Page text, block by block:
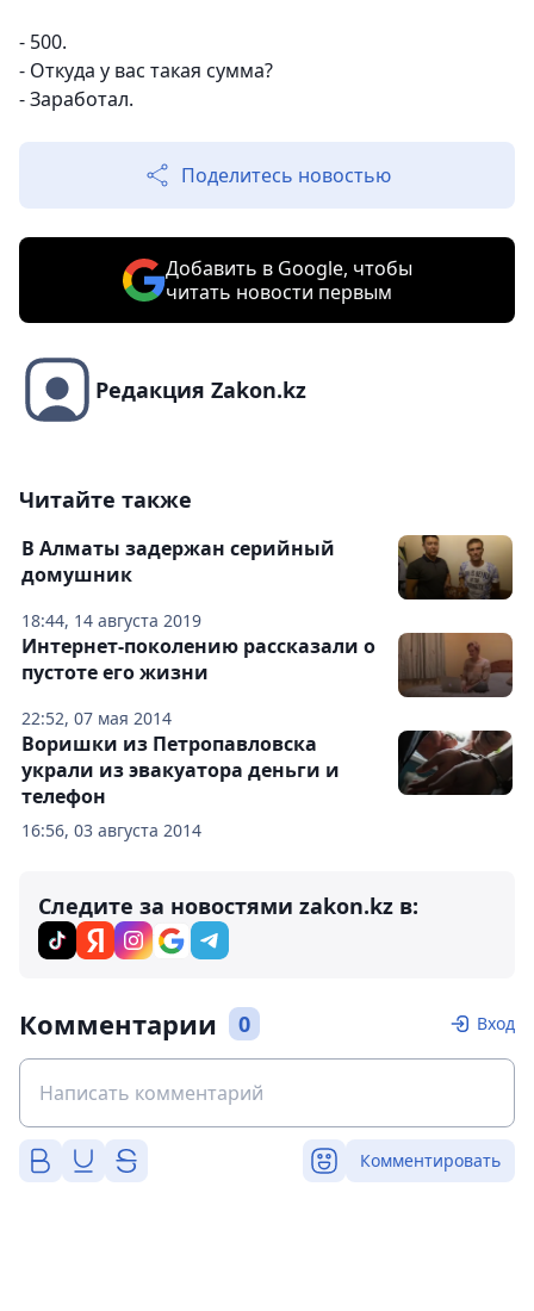
- 500.
- Откуда у вас такая сумма?
- Заработал.
Поделитесь новостью
Добавить в Google, чтобы
читать новости первым
Редакция Zakon.kz
Читайте также
18:44, 14 августа 2019
В Алматы задержан серийный
домушник
22:52, 07 мая 2014
Интернет-поколению рассказали о
пустоте его жизни
16:56, 03 августа 2014
Воришки из Петропавловска
украли из эвакуатора деньги и
телефон
Следите за новостями zakon.kz в:
Комментарии 0 Вход
Комментировать